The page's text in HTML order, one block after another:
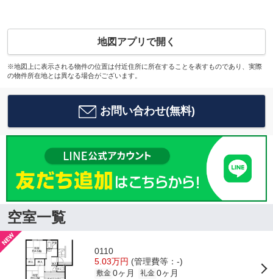
地図アプリで開く
※地図上に表示される物件の位置は付近住所に所在することを表すものであり、実際
の物件所在地とは異なる場合がございます。
お問い合わせ(無料)
空室一覧
0110
5.03万円 (管理費等：-)
敷金 0ヶ月 礼金 0ヶ月